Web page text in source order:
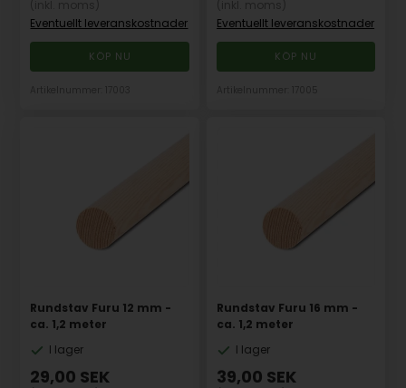
Eventuellt leveranskostnader
Eventuellt leveranskostnader
Rundstav Furu 12 mm -
ca. 1,2 meter
I lager
29,00 SEK
Rundstav Furu 16 mm -
ca. 1,2 meter
I lager
39,00 SEK